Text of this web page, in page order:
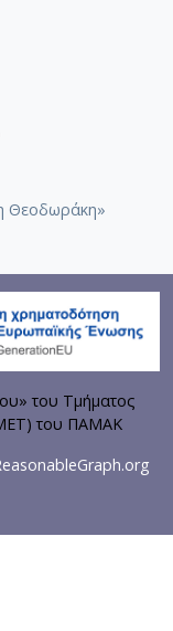
Θεοδωράκη»
του Τμήματος
του ΠΑΜΑΚ